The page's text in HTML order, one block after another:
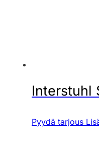
Interstuhl
Pyydä tarjous